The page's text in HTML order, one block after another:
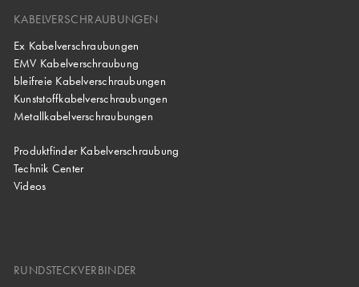
KABELVERSCHRAUBUNGEN
Ex Kabelverschraubungen
EMV Kabelverschraubung
bleifreie Kabelverschraubungen
Kunststoffkabelverschraubungen
Metallkabelverschraubungen
Produktfinder Kabelverschraubung
Technik Center
Videos
RUNDSTECKVERBINDER